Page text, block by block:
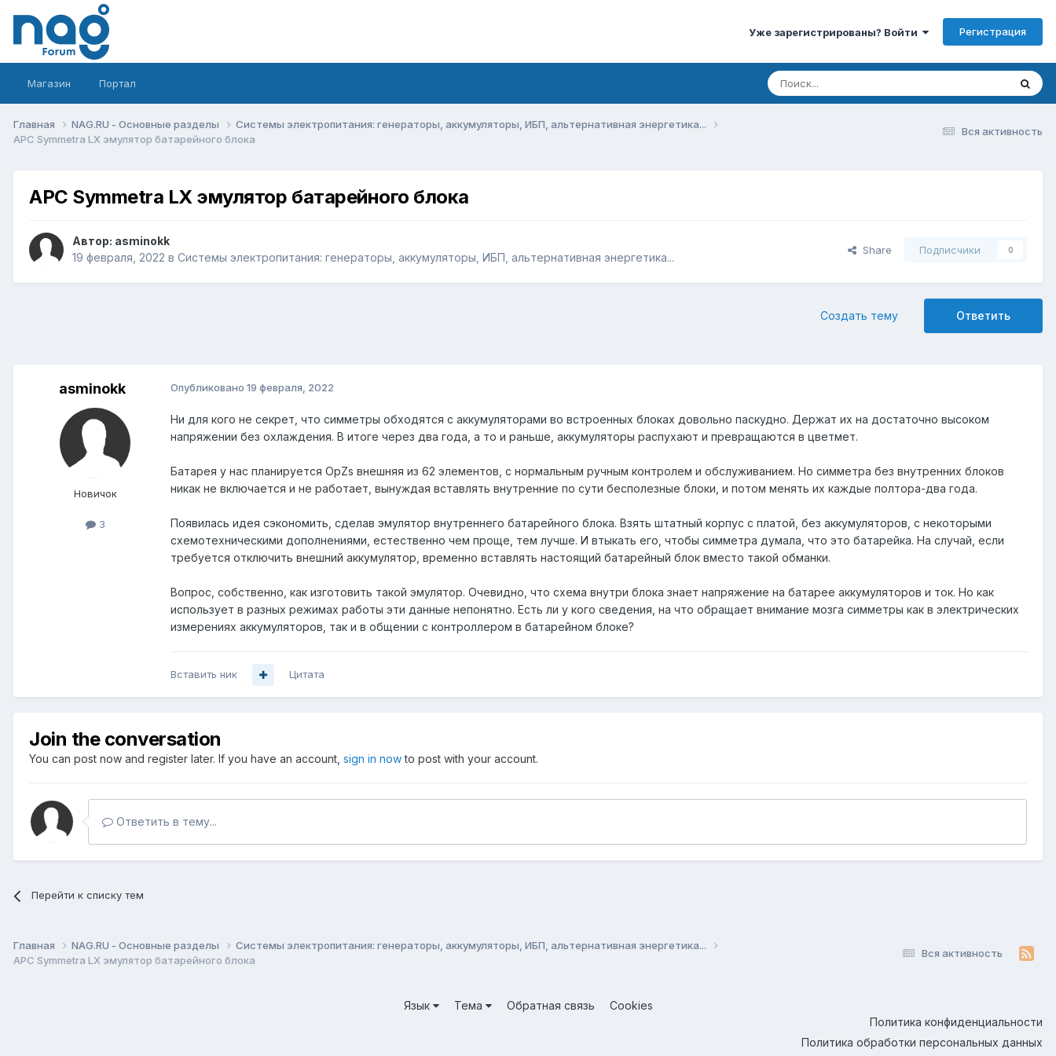
Уже зарегистрированы? Войти Регистрация
Магазин Портал
Вся активность
Главная NAG.RU - Основные разделы
Системы электропитания: генераторы, аккумуляторы, ИБП, альтернативная энергетика...
APC Symmetra LX эмулятор батарейного блока
APC Symmetra LX эмулятор батарейного блока
Автор: asminokk
19 февраля, 2022 в Системы электропитания: генераторы, аккумуляторы, ИБП, альтернативная энергетика...
Share Подписчики 0
Ответить
Создать тему
asminokk
Новичок
3
Опубликовано 19 февраля, 2022
Ни для кого не секрет, что симметры обходятся с аккумуляторами во встроенных блоках довольно паскудно. Держат их на достаточно высоком
напряжении без охлаждения. В итоге через два года, а то и раньше, аккумуляторы распухают и превращаются в цветмет.
Батарея у нас планируется OpZs внешняя из 62 элементов, с нормальным ручным контролем и обслуживанием. Но симметра без внутренних блоков
никак не включается и не работает, вынуждая вставлять внутренние по сути бесполезные блоки, и потом менять их каждые полтора-два года.
Появилась идея сэкономить, сделав эмулятор внутреннего батарейного блока. Взять штатный корпус с платой, без аккумуляторов, с некоторыми
схемотехническими дополнениями, естественно чем проще, тем лучше. И втыкать его, чтобы симметра думала, что это батарейка. На случай, если
требуется отключить внешний аккумулятор, временно вставлять настоящий батарейный блок вместо такой обманки.
Вопрос, собственно, как изготовить такой эмулятор. Очевидно, что схема внутри блока знает напряжение на батарее аккумуляторов и ток. Но как
использует в разных режимах работы эти данные непонятно. Есть ли у кого сведения, на что обращает внимание мозга симметры как в электрических
измерениях аккумуляторов, так и в общении с контроллером в батарейном блоке?
Вставить ник Цитата
Join the conversation
You can post now and register later. If you have an account, sign in nowto post with your account.
Ответить в тему...
Перейти к списку тем
Вся активность
Главная NAG.RU - Основные разделы
Системы электропитания: генераторы, аккумуляторы, ИБП, альтернативная энергетика...
APC Symmetra LX эмулятор батарейного блока
Язык Тема Обратная связь
Cookies
Политика конфиденциальности
Политика обработки персональных данных